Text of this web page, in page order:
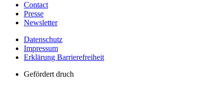
Contact
Presse
Newsletter
Datenschutz
Impressum
Erklärung Barrierefreiheit
Gefördert druch